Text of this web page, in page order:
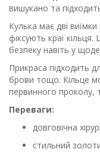
вишукано та
Кулька має дві
фіксують краї
безпеку навіть у
Прикраса підходить
брови тощо. Кільце
первинного проколу,
Переваги:
довговічна
стильний